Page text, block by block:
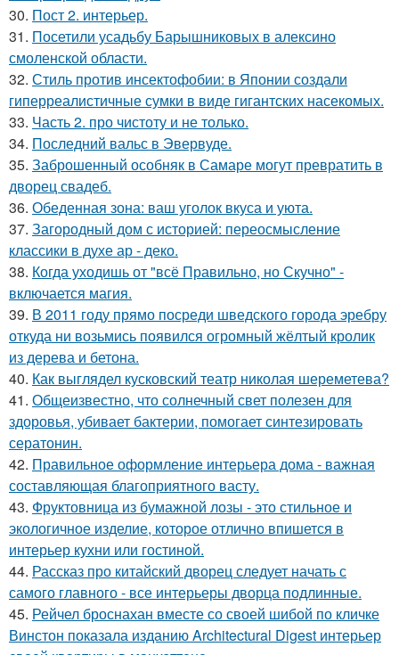
30. Пост 2. интерьер.
31. Посетили усадьбу Барышниковых в алексино
смоленской области.
32. Стиль против инсектофобии: в Японии создали
гиперреалистичные сумки в виде гигантских насекомых.
33. Часть 2. про чистоту и не только.
34. Последний вальс в Эвервуде.
35. Заброшенный особняк в Самаре могут превратить в
дворец свадеб.
36. Обеденная зона: ваш уголок вкуса и уюта.
37. Загородный дом с историей: переосмысление
классики в духе ар - деко.
38. Когда уходишь от "всё Правильно, но Скучно" -
включается магия.
39. В 2011 году прямо посреди шведского города эребру
откуда ни возьмись появился огромный жёлтый кролик
из дерева и бетона.
40. Как выглядел кусковский театр николая шереметева?
41. Общеизвестно, что солнечный свет полезен для
здоровья, убивает бактерии, помогает синтезировать
сератонин.
42. Правильное оформление интерьера дома - важная
составляющая благоприятного васту.
43. Фруктовница из бумажной лозы - это стильное и
экологичное изделие, которое отлично впишется в
интерьер кухни или гостиной.
44. Рассказ про китайский дворец следует начать с
самого главного - все интерьеры дворца подлинные.
45. Рейчел броснахан вместе со своей шибой по кличке
Винстон показала изданию Architectural Digest интерьер